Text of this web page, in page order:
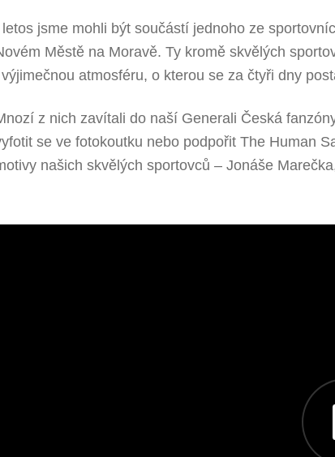
letos jsme mohli být součástí jednoho ze
Městě na Moravě. Ty kromě skvělých
atmosféru, o kterou se za čtyři dny
z nich zavítali do naší Generali Česká
se ve fotokoutku nebo podpořit The Human
našich skvělých sportovců – Jonáše